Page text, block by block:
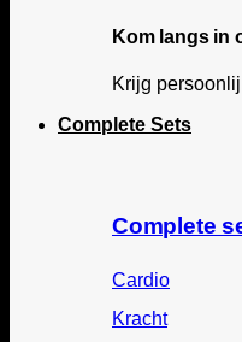
Kom langs in
Krijg
Complete Sets
Complete
Cardio
Kracht